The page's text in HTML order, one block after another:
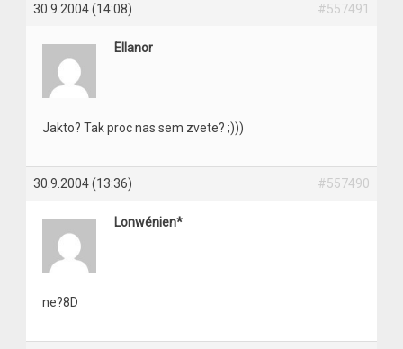
30.9.2004 (14:08) #557491
Ellanor
Jakto? Tak proc nas sem zvete? ;)))
30.9.2004 (13:36) #557490
Lonwénien*
ne?8D